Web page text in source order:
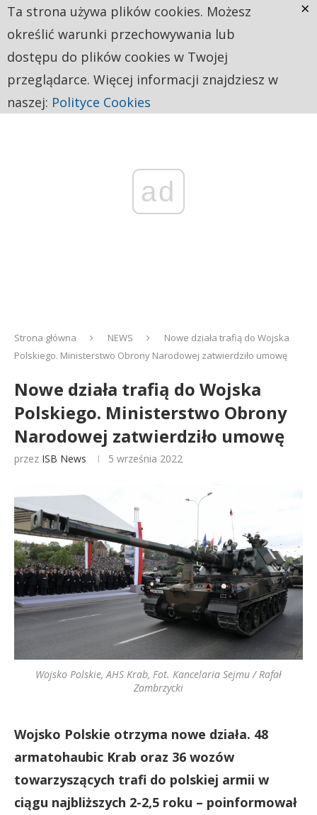
ad
Strona główna NEWS
Nowe działa trafią do Wojska
Polskiego. Ministerstwo Obrony Narodowej zatwierdziło umowę
Nowe działa trafią do Wojska
Polskiego. Ministerstwo Obrony
Narodowej zatwierdziło umowę
przez ISB News 5 września 2022
Wojsko Polskie, AHS Krab, Fot. Kancelaria Sejmu / Rafał
Zambrzycki
Wojsko Polskie otrzyma nowe działa. 48
armatohaubic Krab oraz 36 wozów
towarzyszących trafi do polskiej armii w
ciągu najbliższych 2-2,5 roku – poinformował
Ta strona używa plików cookies. Możesz
określić warunki przechowywania lub
dostępu do plików cookies w Twojej
przeglądarce. Więcej informacji znajdziesz w
naszej: Polityce Cookies
×